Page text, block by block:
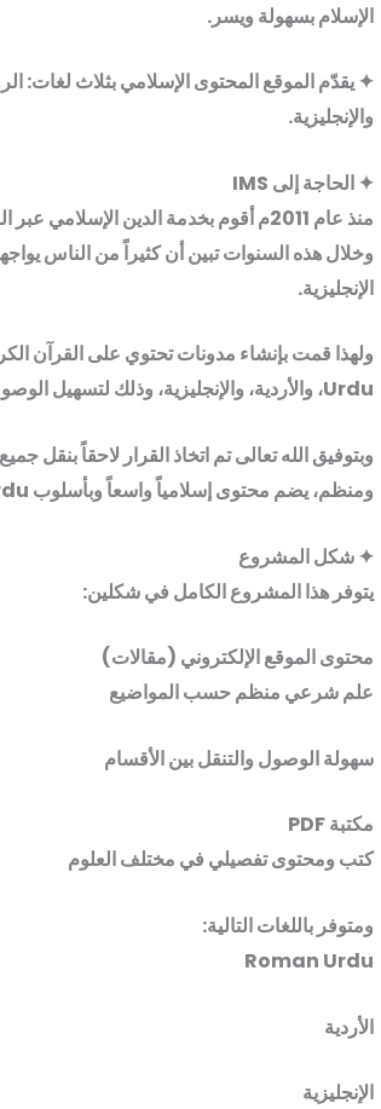
الإسلام بسهولة ويسر.
والإنجليزية.
✦ الحاجة إلى IMS
وخلال هذه السنوات تبين أن كثيراً من الناس
الإنجليزية.
Urdu، والأردية، والإنجليزية، وذلك لتسهيل الوصول إلى العلم الشرعي.
وبتوفيق الله تعالى تم اتخاذ القرار لاحقاً بنقل
ومنظم، يضم محتوى إسلامياً واسعاً وبأسلوب Roman Urdu أيضاً.
✦ شكل المشروع
يتوفر هذا المشروع الكامل في شكلين:
محتوى الموقع الإلكتروني (مقالات)
علم شرعي منظم حسب المواضيع
سهولة الوصول والتنقل بين الأقسام
مكتبة PDF
كتب ومحتوى تفصيلي في مختلف العلوم
ومتوفر باللغات التالية:
Roman Urdu
الأردية
الإنجليزية